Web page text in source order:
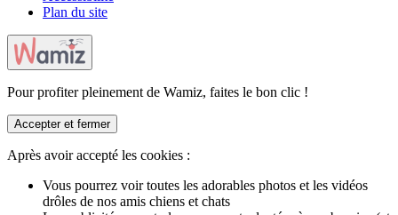
Plan du site
Pour profiter pleinement de Wamiz, faites le bon clic !
Accepter et fermer
Après avoir accepté les cookies :
Vous pourrez voir toutes les adorables photos et les vidéos
drôles de nos amis chiens et chats